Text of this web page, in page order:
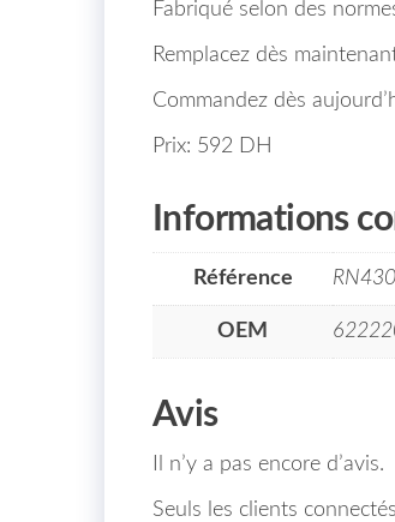
Fabriqué selon des
Remplacez dès
Commandez dès
Prix: 592 DH
Informations
Référence
OEM
Avis
Il n’y a pas encore d’avis.
Seuls les clients